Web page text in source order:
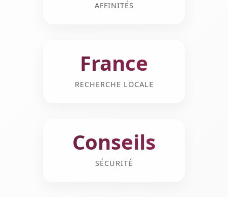
AFFINITÉS
France
RECHERCHE LOCALE
Conseils
SÉCURITÉ